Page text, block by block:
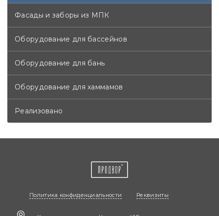
Фасады и заборы из МПК
Оборудование для бассейнов
Оборудование для бань
Оборудование для хаммамов
Реализовано
Политика конфиденциальности Реквизиты